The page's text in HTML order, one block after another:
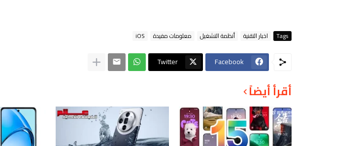
Tags اخبار التقنية أنظمة التشغيل معلومات مفيدة iOS
Facebook
Twitter
أقرأ أيضاً